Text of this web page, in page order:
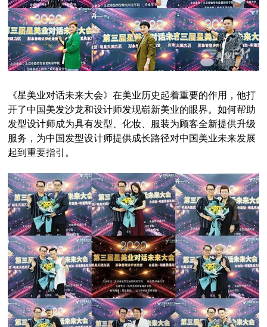
《星美业对话未来大会》在美业历史起着重要的作用，他打
开了中国美发沙龙和设计师发现崭新美业的眼界。如何帮助
发型设计师成为具有发型、化妆、服装为顾客全新提供升级
服务，为中国发型设计师提供成长路径对中国美业未来发展
起到重要指引。